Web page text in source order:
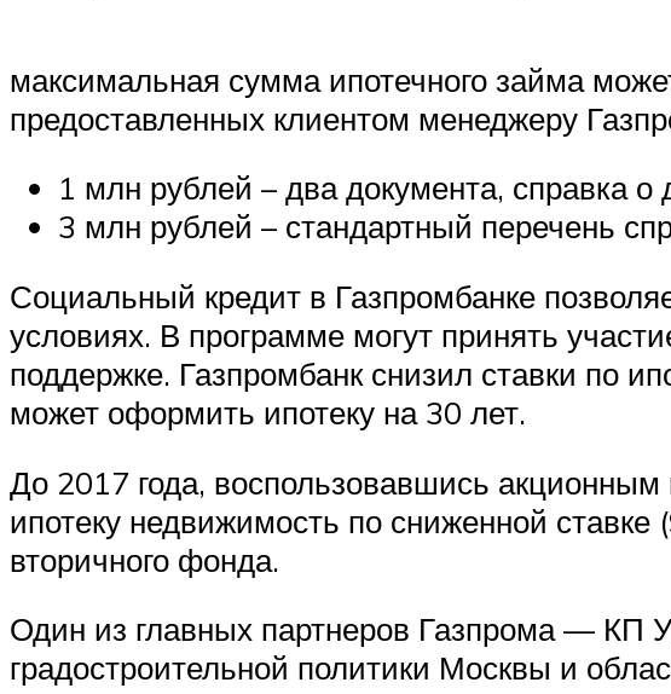
максимальная сумма ипотечного займа
предоставленных клиентом менеджеру
1 млн рублей – два документа, справка о
3 млн рублей – стандартный перечень
Социальный кредит в Газпромбанке
условиях. В программе могут принять
поддержке. Газпромбанк снизил ставки по
может оформить ипотеку на 30 лет.
До 2017 года, воспользовавшись
ипотеку недвижимость по сниженной
вторичного фонда.
Один из главных партнеров Газпрома — КП
градостроительной политики Москвы и